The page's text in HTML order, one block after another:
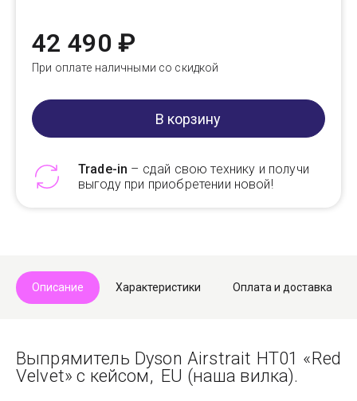
42 490 ₽
При оплате наличными со скидкой
В корзину
Trade-in – сдай свою технику и получи
выгоду при приобретении новой!
Описание Характеристики Оплата и доставка
Выпрямитель Dyson Airstrait HT01 «Red
Velvet» с кейсом, EU (наша вилка).